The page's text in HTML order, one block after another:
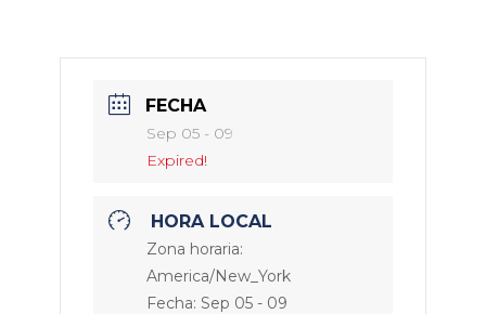
FECHA
Sep 05 - 09
Expired!
HORA LOCAL
Zona horaria:
America/New_York
Fecha: Sep 05 - 09